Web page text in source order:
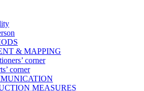
& MAPPING
corner
corner
MEASURES